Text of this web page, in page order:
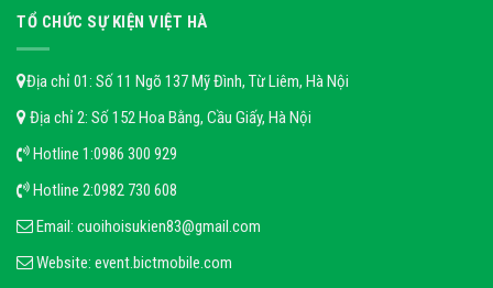
TỔ CHỨC SỰ KIỆN VIỆT HÀ
Địa chỉ 01: Số 11 Ngõ 137 Mỹ Đình, Từ Liêm, Hà Nội
Địa chỉ 2: Số 152 Hoa Bằng, Cầu Giấy, Hà Nội
Hotline 1:0986 300 929
Hotline 2:0982 730 608
Email: cuoihoisukien83@gmail.com
Website: event.bictmobile.com